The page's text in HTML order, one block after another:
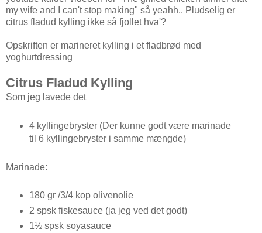
my wife and I can't stop making" så yeahh.. Pludselig er
citrus fladud kylling ikke så fjollet hva'?
Opskriften er marineret kylling i et fladbrød med
yoghurtdressing
Citrus Fladud Kylling
Som jeg lavede det
4 kyllingebryster (Der kunne godt være marinade
til 6 kyllingebryster i samme mængde)
Marinade:
180 gr /3/4 kop olivenolie
2 spsk fiskesauce (ja jeg ved det godt)
1½ spsk soyasauce